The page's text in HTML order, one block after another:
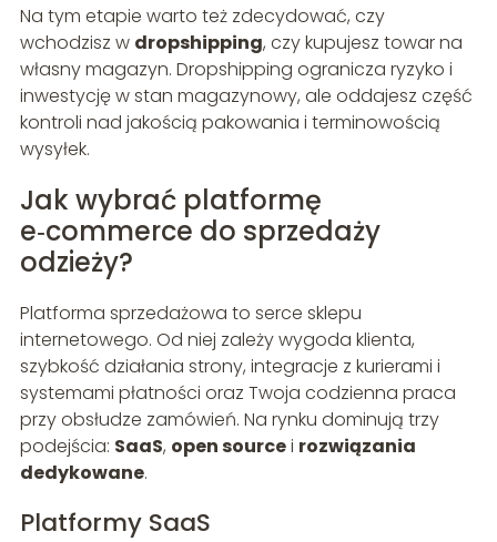
Na tym etapie warto też zdecydować, czy
wchodzisz w dropshipping, czy kupujesz towar na
własny magazyn. Dropshipping ogranicza ryzyko i
inwestycję w stan magazynowy, ale oddajesz część
kontroli nad jakością pakowania i terminowością
wysyłek.
Jak wybrać platformę
e‑commerce do sprzedaży
odzieży?
Platforma sprzedażowa to serce sklepu
internetowego. Od niej zależy wygoda klienta,
szybkość działania strony, integracje z kurierami i
systemami płatności oraz Twoja codzienna praca
przy obsłudze zamówień. Na rynku dominują trzy
podejścia: SaaS, open sourcei rozwiązania
dedykowane.
Platformy SaaS